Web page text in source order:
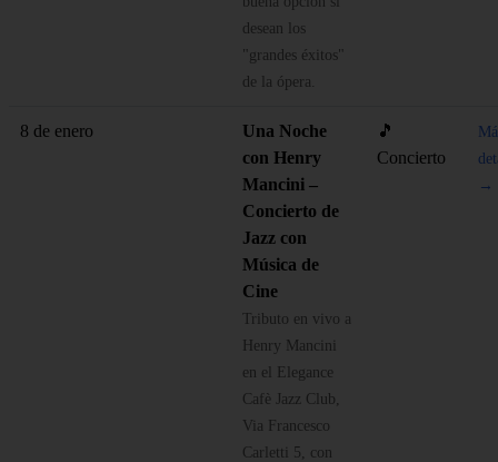
desean los
"grandes éxitos"
de la ópera.
8 de enero
Una Noche
con Henry
Mancini –
Concierto de
Jazz con
Música de
Cine
Tributo en vivo a
Henry Mancini
en el Elegance
Cafè Jazz Club,
Via Francesco
Carletti 5, con
🎵
Concierto
→